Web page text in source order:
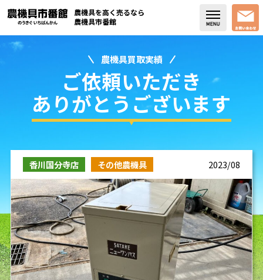
買取実績
コラム・スタッフブログ
取り扱い商品
販売中の農機具
よく頂く質問
お問い合わせ
求人
農機具を高く売るなら
農機具市番館
農機具買取実績
ご依頼いただき
ありがとうございます
香川国分寺店 その他農機具 2023/08